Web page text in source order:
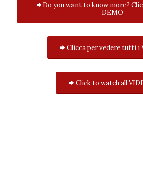
Do you want to know more?
DEMO
Clicca per vedere tutti i
Click to watch all